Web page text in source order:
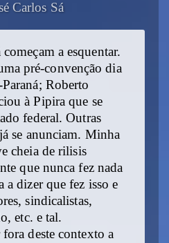
Carlos Sá
a esquentar.
pré-convenção dia
Roberto
à Pipira que se
federal. Outras
se anunciam. Minha
cheia de rilisis
que nunca fez nada
a dizer que fez isso e
sindicalistas,
etc. e tal.
deste contexto a